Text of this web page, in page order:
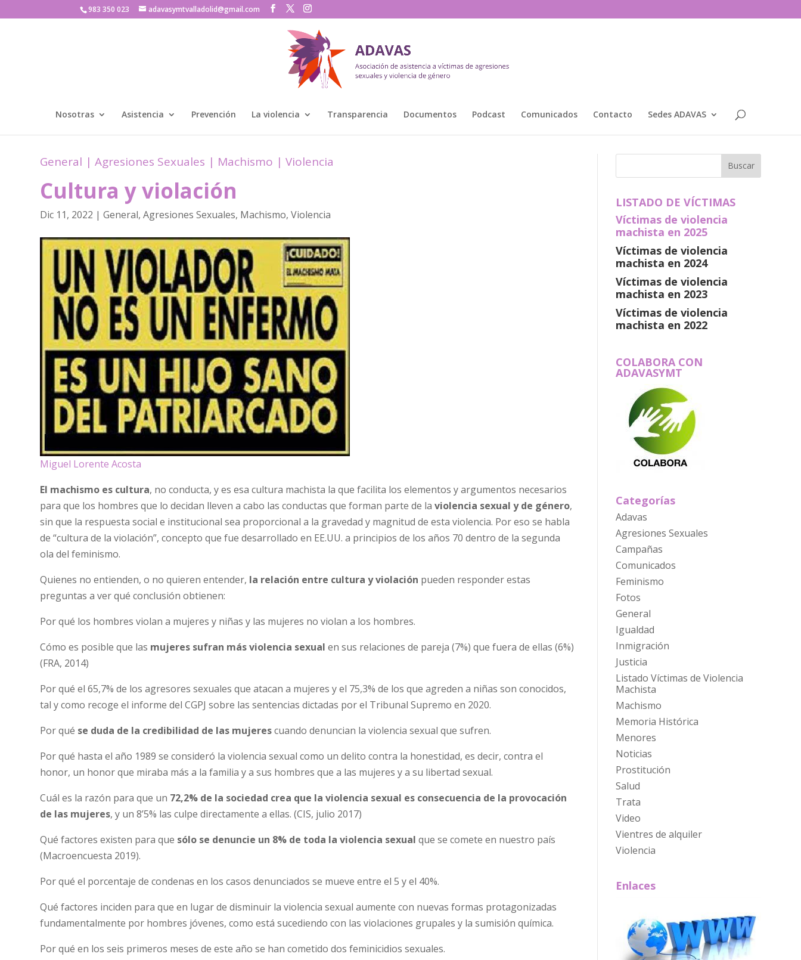
983 350 023 adavasymtvalladolid@gmail.com
Nosotras Asistencia Prevención La violencia Transparencia Documentos Podcast Comunicados Contacto Sedes ADAVAS
General |Agresiones Sexuales | Machismo |Violencia
Cultura y violación
Dic 11, 2022 |General,Agresiones Sexuales, Machismo,Violencia
Miguel Lorente Acosta
El machismo es cultura, no conducta, y es esa cultura machista la que facilita los elementos y argumentos necesarios
para que los hombres que lo decidan lleven a cabo las conductas que forman parte de laviolencia sexual y de género,
sin que la respuesta social e institucional sea proporcional a la gravedad y magnitud de esta violencia. Por eso se habla
de “cultura de la violación”, concepto que fue desarrollado en EE.UU. a principios de los años 70 dentro de la segunda
ola del feminismo.
Quienes no entienden, o no quieren entender, la relación entre cultura y violación pueden responder estas
preguntas a ver qué conclusión obtienen:
Por qué los hombres violan a mujeres y niñas y las mujeres no violan a los hombres.
Cómo es posible que las mujeres sufran más violencia sexual en sus relaciones de pareja (7%) que fuera de ellas (6%)
(FRA, 2014)
Por qué el 65,7% de los agresores sexuales que atacan a mujeres y el 75,3% de los que agreden a niñas son conocidos,
tal y como recoge el informe del CGPJ sobre las sentencias dictadas por el Tribunal Supremo en 2020.
Por qué se duda de la credibilidad de las mujerescuando denuncian la violencia sexual que sufren.
Por qué hasta el año 1989 se consideró la violencia sexual como un delito contra la honestidad, es decir, contra el
honor, un honor que miraba más a la familia y a sus hombres que a las mujeres y a su libertad sexual.
Cuál es la razón para que un 72,2% de la sociedad crea que la violencia sexual es consecuencia de la provocación
de las mujeres, y un 8’5% las culpe directamente a ellas. (CIS, julio 2017)
Qué factores existen para que sólo se denuncie un 8% de toda la violencia sexualque se comete en nuestro país
(Macroencuesta 2019).
Por qué el porcentaje de condenas en los casos denunciados se mueve entre el 5 y el 40%.
Qué factores inciden para que en lugar de disminuir la violencia sexual aumente con nuevas formas protagonizadas
fundamentalmente por hombres jóvenes, como está sucediendo con las violaciones grupales y la sumisión química.
Por qué en los seis primeros meses de este año se han cometido dos feminicidios sexuales.
LISTADO DE VÍCTIMAS
Víctimas de violencia
machista en 2025
Víctimas de violencia
machista en 2024
Víctimas de violencia
machista en 2023
Víctimas de violencia
machista en 2022
COLABORA CON
ADAVASYMT
Categorías
Adavas
Agresiones Sexuales
Campañas
Comunicados
Feminismo
Fotos
General
Igualdad
Inmigración
Justicia
Listado Víctimas de Violencia
Machista
Machismo
Memoria Histórica
Menores
Noticias
Prostitución
Salud
Trata
Video
Vientres de alquiler
Violencia
Enlaces